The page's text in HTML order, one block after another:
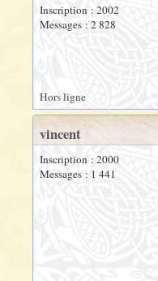
Inscription : 2002
Messages : 2 828
Hors ligne
vincent
Inscription : 2000
Messages : 1 441